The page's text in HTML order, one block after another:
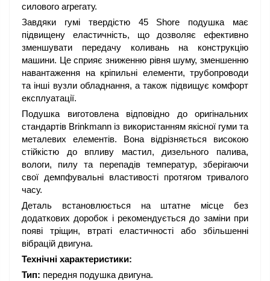
силового агрегату.
Завдяки гумі твердістю 45 Shore подушка має
підвищену еластичність, що дозволяє ефективно
зменшувати передачу коливань на конструкцію
машини. Це сприяє зниженню рівня шуму, зменшенню
навантаження на кріпильні елементи, трубопроводи
та інші вузли обладнання, а також підвищує комфорт
експлуатації.
Подушка виготовлена відповідно до оригінальних
стандартів Brinkmann із використанням якісної гуми та
металевих елементів. Вона відрізняється високою
стійкістю до впливу мастил, дизельного палива,
вологи, пилу та перепадів температур, зберігаючи
свої демпфувальні властивості протягом тривалого
часу.
Деталь встановлюється на штатне місце без
додаткових доробок і рекомендується до заміни при
появі тріщин, втраті еластичності або збільшенні
вібрацій двигуна.
Технічні характеристики:
Тип: передня подушка двигуна.